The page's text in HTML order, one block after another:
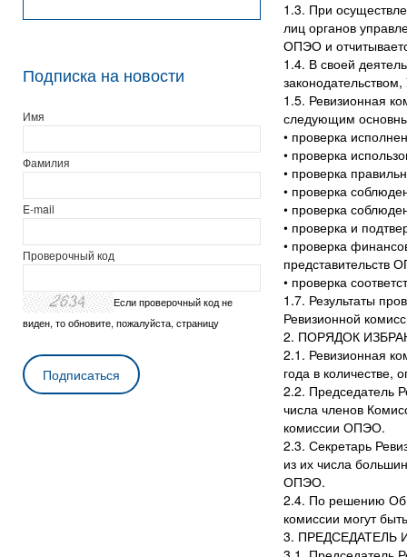
1.3. При
лиц органов
ОПЭО и
1.4. В своей
1.5. Ревизионная
следующим
• проверка
• проверка
• проверка
• проверка
• проверка
• проверка и
• проверка
представительств
• проверка
1.7. Результаты
Ревизионной
2. ПОРЯДОК
2.1. Ревизионная
года в
2.2. Председатель
числа членов
комиссии ОПЭО.
2.3. Секретарь
из их числа
ОПЭО.
2.4. По решению
комиссии могут
3.
Подписка на новости
Имя
Фамилия
E-mail
Проверочный код
Если проверочный код не
виден, то обновите, пожалуйста, страницу